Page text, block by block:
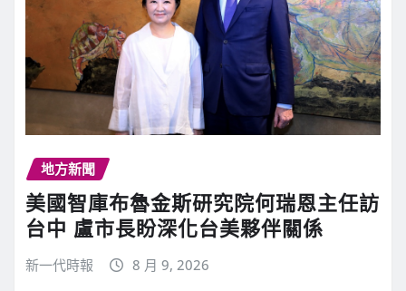
地方新聞
美國智庫布魯金斯研究院何瑞恩主任訪
台中 盧市長盼深化台美夥伴關係
新一代時報 8 月 9, 2026